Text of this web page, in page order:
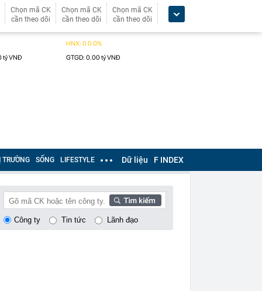
Chọn mã CK
cần theo dõi
Chọn mã CK
cần theo dõi
Chọn mã CK
cần theo dõi
TRƯỜNG SỐNG LIFESTYLE Dữ liệu F INDEX
Công ty Tin tức Lãnh đạo